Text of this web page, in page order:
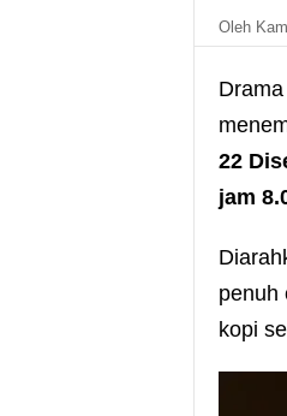
Oleh
22
jam
penuh
kopi